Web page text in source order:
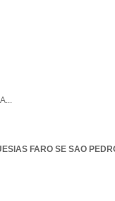
...
FARO SE SAO